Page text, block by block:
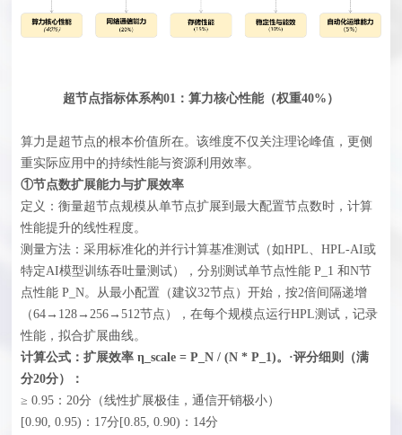
超节点指标体系构01：算力核心性能（权重40%）
算力是超节点的根本价值所在。该维度不仅关注理论峰值，更侧
重实际应用中的持续性能与资源利用效率。
①节点数扩展能力与扩展效率
定义：衡量超节点规模从单节点扩展到最大配置节点数时，计算
性能提升的线性程度。
测量方法：采用标准化的并行计算基准测试（如HPL、HPL-AI或
特定AI模型训练吞吐量测试），分别测试单节点性能 P_1 和N节
点性能 P_N。从最小配置（建议32节点）开始，按2倍间隔递增
（64→128→256→512节点），在每个规模点运行HPL测试，记录
性能，拟合扩展曲线。
计算公式：扩展效率 η_scale = P_N / (N * P_1)。·评分细则（满
分20分）‍：
≥ 0.95：20分（线性扩展极佳，通信开销极小）
[0.90, 0.95)：17分[0.85, 0.90)：14分